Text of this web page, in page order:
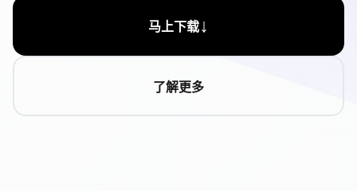
马上下载↓
了解更多